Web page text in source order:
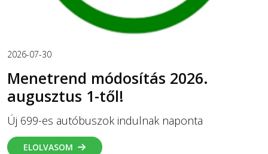
2026-07-30
Menetrend módosítás 2026.
augusztus 1-től!
Új 699-es autóbuszok indulnak naponta
ELOLVASOM